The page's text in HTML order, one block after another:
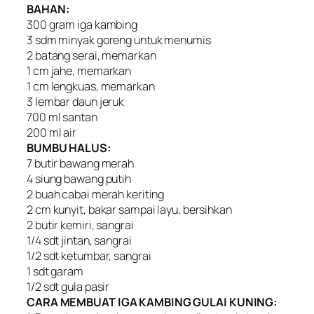
BAHAN:
300 gram iga kambing
3 sdm minyak goreng untuk menumis
2 batang serai, memarkan
1 cm jahe, memarkan
1 cm lengkuas, memarkan
3 lembar daun jeruk
700 ml santan
200 ml air
BUMBU HALUS:
7 butir bawang merah
4 siung bawang putih
2 buah cabai merah keriting
2 cm kunyit, bakar sampai layu, bersihkan
2 butir kemiri, sangrai
1/4 sdt jintan, sangrai
1/2 sdt ketumbar, sangrai
1 sdt garam
1/2 sdt gula pasir
CARA MEMBUAT IGA KAMBING GULAI KUNING: